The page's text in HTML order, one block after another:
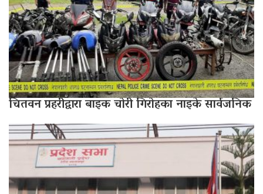
चितवन प्रहरीद्वारा बाइक चोरी गिरोहका नाइके सार्वजनिक